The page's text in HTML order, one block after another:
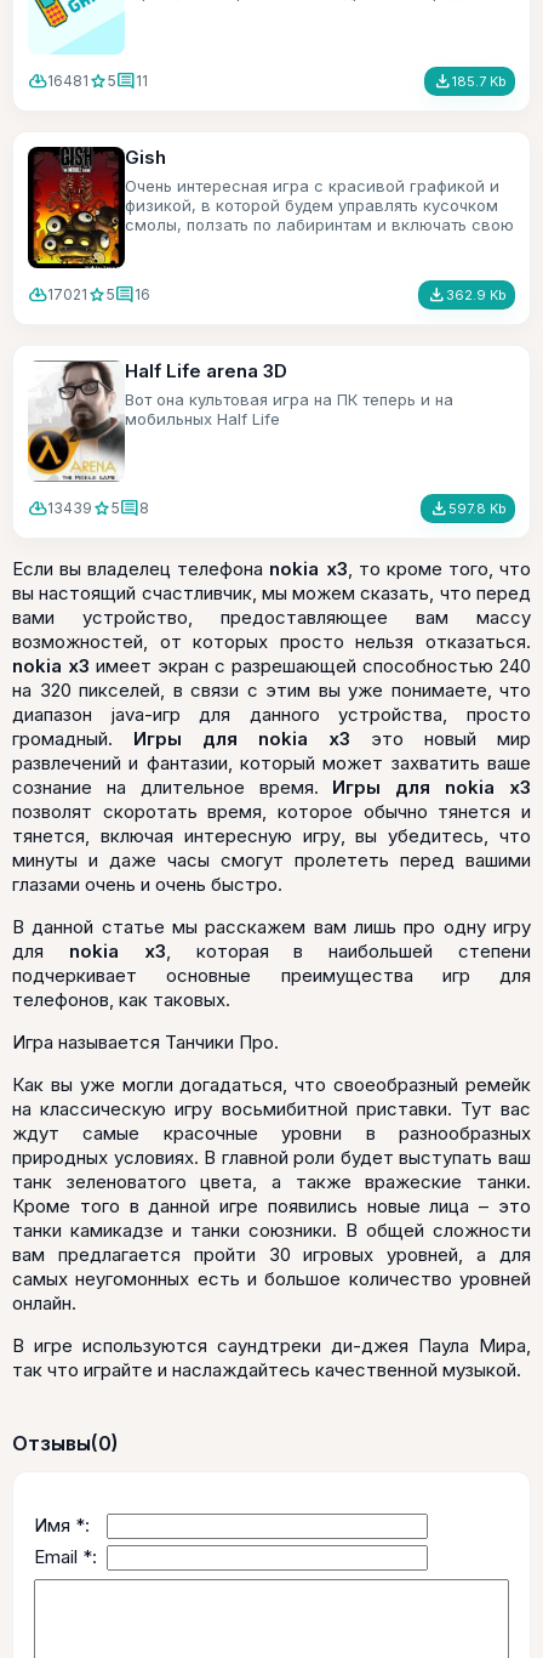
cloud_download16481 star5comment11 file_download185.7 Kb
Gish
Очень интересная игра с красивой графикой и
физикой, в которой будем управлять кусочком
смолы, ползать по лабиринтам и включать свою
cloud_download17021 star5comment16 file_download 362.9 Kb
Half Life arena 3D
Вот она культовая игра на ПК теперь и на
мобильных Half Life
cloud_download13439 star5comment8 file_download 597.8 Kb
Если вы владелец телефона nokia x3, то кроме того, что
вы настоящий счастливчик, мы можем сказать, что перед
вами устройство, предоставляющее вам массу
возможностей, от которых просто нельзя отказаться.
nokia x3 имеет экран с разрешающей способностью 240
на 320 пикселей, в связи с этим вы уже понимаете, что
диапазон java-игрдля данного устройства, просто
громадный. Игры для nokia x3 это новый мир
развлечений и фантазии, который может захватить ваше
сознание на длительное время. Игры для nokia x3
позволят скоротать время, которое обычно тянется и
тянется, включая интересную игру, вы убедитесь, что
минуты и даже часы смогут пролететь перед вашими
глазами очень и очень быстро.
В данной статье мы расскажем вам лишь про одну игру
для nokia x3, которая в наибольшей степени
подчеркивает основные преимущества игр для
телефонов, как таковых.
Игра называется Танчики Про.
Как вы уже могли догадаться, что своеобразный ремейк
на классическую игру восьмибитной приставки. Тут вас
ждут самые красочные уровни в разнообразных
природных условиях. В главной роли будет выступать ваш
танк зеленоватого цвета, а также вражеские танки.
Кроме того в данной игре появились новые лица – это
танки камикадзе и танки союзники. В общей сложности
вам предлагается пройти 30 игровых уровней, а для
самых неугомонных есть и большое количество уровней
онлайн.
В игре используются саундтреки ди-джея Паула Мира,
так что играйте и наслаждайтесь качественной музыкой.
Отзывы(0)
Имя *:
Email *: